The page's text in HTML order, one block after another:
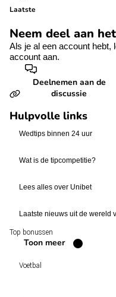
Laatste
Neem deel aan
Als je al een account hebt,
account aan.
Deelnemen aan de
discussie
Hulpvolle links
Wedtips binnen 24 uur
Wat is de tipcompetitie?
Lees alles over Unibet
Laatste nieuws uit de wereld
Top bonussen
Toon meer
Voetbal